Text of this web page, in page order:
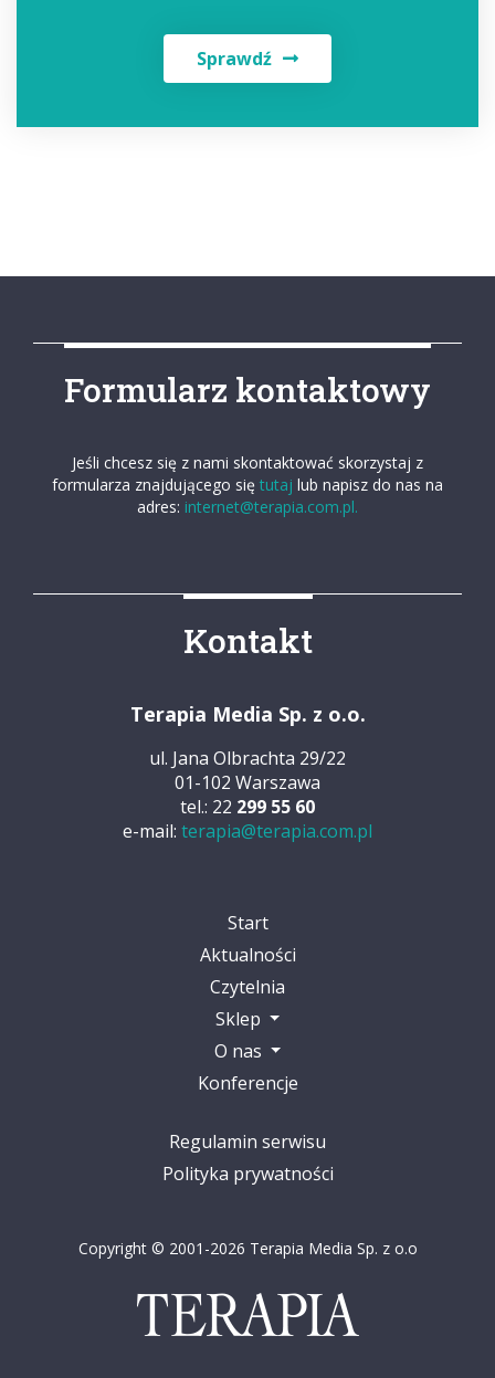
Sprawdź
Formularz kontaktowy
Jeśli chcesz się z nami skontaktować skorzystaj z
formularza znajdującego się tutaj lub napisz do nas na
adres: internet@terapia.com.pl.
Kontakt
Terapia Media Sp. z o.o.
ul. Jana Olbrachta 29/22
01-102 Warszawa
tel.: 22 299 55 60
e-mail: terapia@terapia.com.pl
Start
Aktualności
Czytelnia
Sklep
O nas
Konferencje
Regulamin serwisu
Polityka prywatności
Copyright © 2001-2026 Terapia Media Sp. z o.o